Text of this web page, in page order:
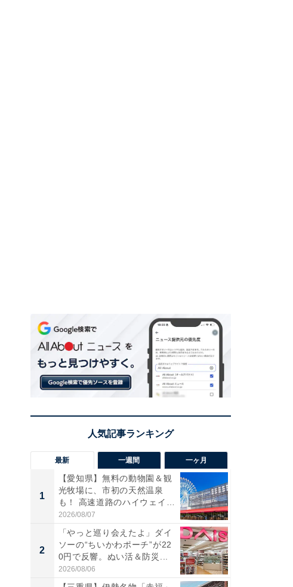
最新 一週間 一ヶ月
1
【愛知県】無料の動物園＆観
光牧場に、市初の天然温泉
も！ 高速道路のハイウェイオ
ア...
2026/08/07
2
「やっと巡り会えたよ」ダイ
ソーの“ちいかわポーチ”が22
0円で反響。ぬい活＆防災...
2026/08/06